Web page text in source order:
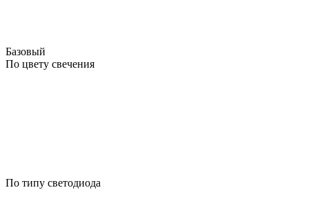
Базовый
По цвету свечения
По типу светодиода